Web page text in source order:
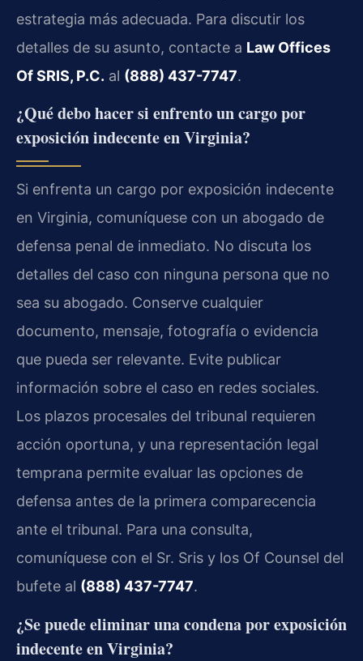
estrategia más adecuada. Para discutir los
detalles de su asunto, contacte a Law Offices
Of SRIS, P.C. al (888) 437-7747.
¿Qué debo hacer si enfrento un cargo por
exposición indecente en Virginia?
Si enfrenta un cargo por exposición indecente
en Virginia, comuníquese con un abogado de
defensa penal de inmediato. No discuta los
detalles del caso con ninguna persona que no
sea su abogado. Conserve cualquier
documento, mensaje, fotografía o evidencia
que pueda ser relevante. Evite publicar
información sobre el caso en redes sociales.
Los plazos procesales del tribunal requieren
acción oportuna, y una representación legal
temprana permite evaluar las opciones de
defensa antes de la primera comparecencia
ante el tribunal. Para una consulta,
comuníquese con el Sr. Sris y los Of Counsel del
bufete al (888) 437-7747.
¿Se puede eliminar una condena por exposición
indecente en Virginia?